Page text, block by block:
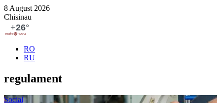
8 August 2026
Chisinau
RO
RU
regulament
Social